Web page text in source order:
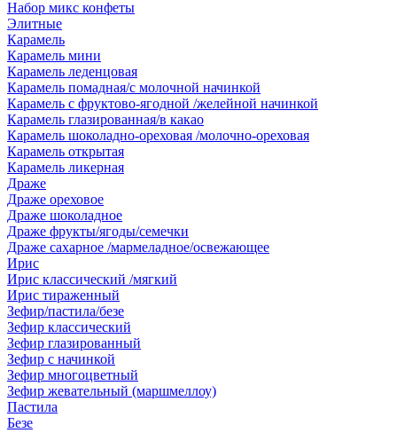
Набор микс конфеты
Элитные
Карамель
Карамель мини
Карамель леденцовая
Карамель помадная/с молочной начинкой
Карамель с фруктово-ягодной /желейной начинкой
Карамель глазированная/в какао
Карамель шоколадно-ореховая /молочно-ореховая
Карамель открытая
Карамель ликерная
Драже
Драже ореховое
Драже шоколадное
Драже фрукты/ягоды/семечки
Драже сахарное /мармеладное/освежающее
Ирис
Ирис классический /мягкий
Ирис тираженный
Зефир/пастила/безе
Зефир классический
Зефир глазированный
Зефир с начинкой
Зефир многоцветный
Зефир жевательный (маршмеллоу)
Пастила
Безе